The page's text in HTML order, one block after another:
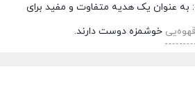
عنوان یک هدیه متفاوت و مفید برای
قهوه‌یی خوشمزه دوست دارند.